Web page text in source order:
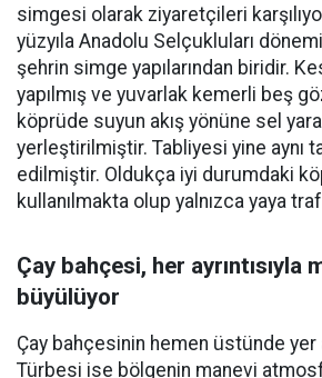
simgesi olarak ziyaretçileri
yüzyıla Anadolu Selçukluları
şehrin simge yapılarından biridir.
yapılmış ve yuvarlak kemerli beş
köprüde suyun akış yönüne sel
yerleştirilmiştir. Tabliyesi yine aynı
edilmiştir. Oldukça iyi durumdaki
kullanılmakta olup yalnızca yaya
Çay bahçesi, her ayrıntısıyla
büyülüyor
Çay bahçesinin hemen üstünde yer
Türbesi ise bölgenin manevi